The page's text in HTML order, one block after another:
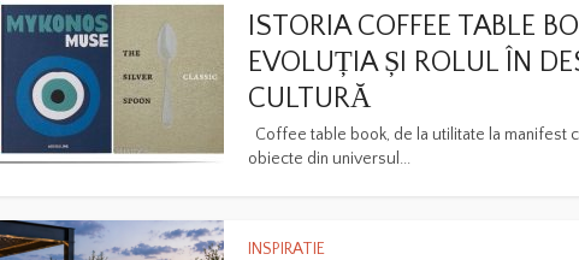
ISTORIA COFFEE TABLE
EVOLUȚIA ȘI ROLUL ÎN
CULTURĂ
Coffee table book, de la utilitate la manifest
obiecte din universul...
INSPIRATIE